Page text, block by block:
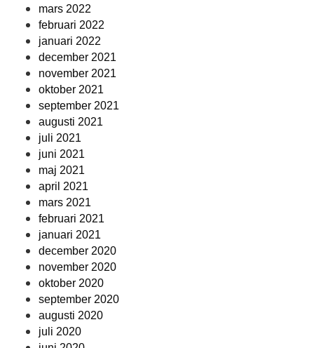
mars 2022
februari 2022
januari 2022
december 2021
november 2021
oktober 2021
september 2021
augusti 2021
juli 2021
juni 2021
maj 2021
april 2021
mars 2021
februari 2021
januari 2021
december 2020
november 2020
oktober 2020
september 2020
augusti 2020
juli 2020